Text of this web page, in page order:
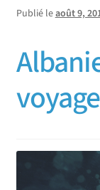
Publié leaoût 9,
voyage